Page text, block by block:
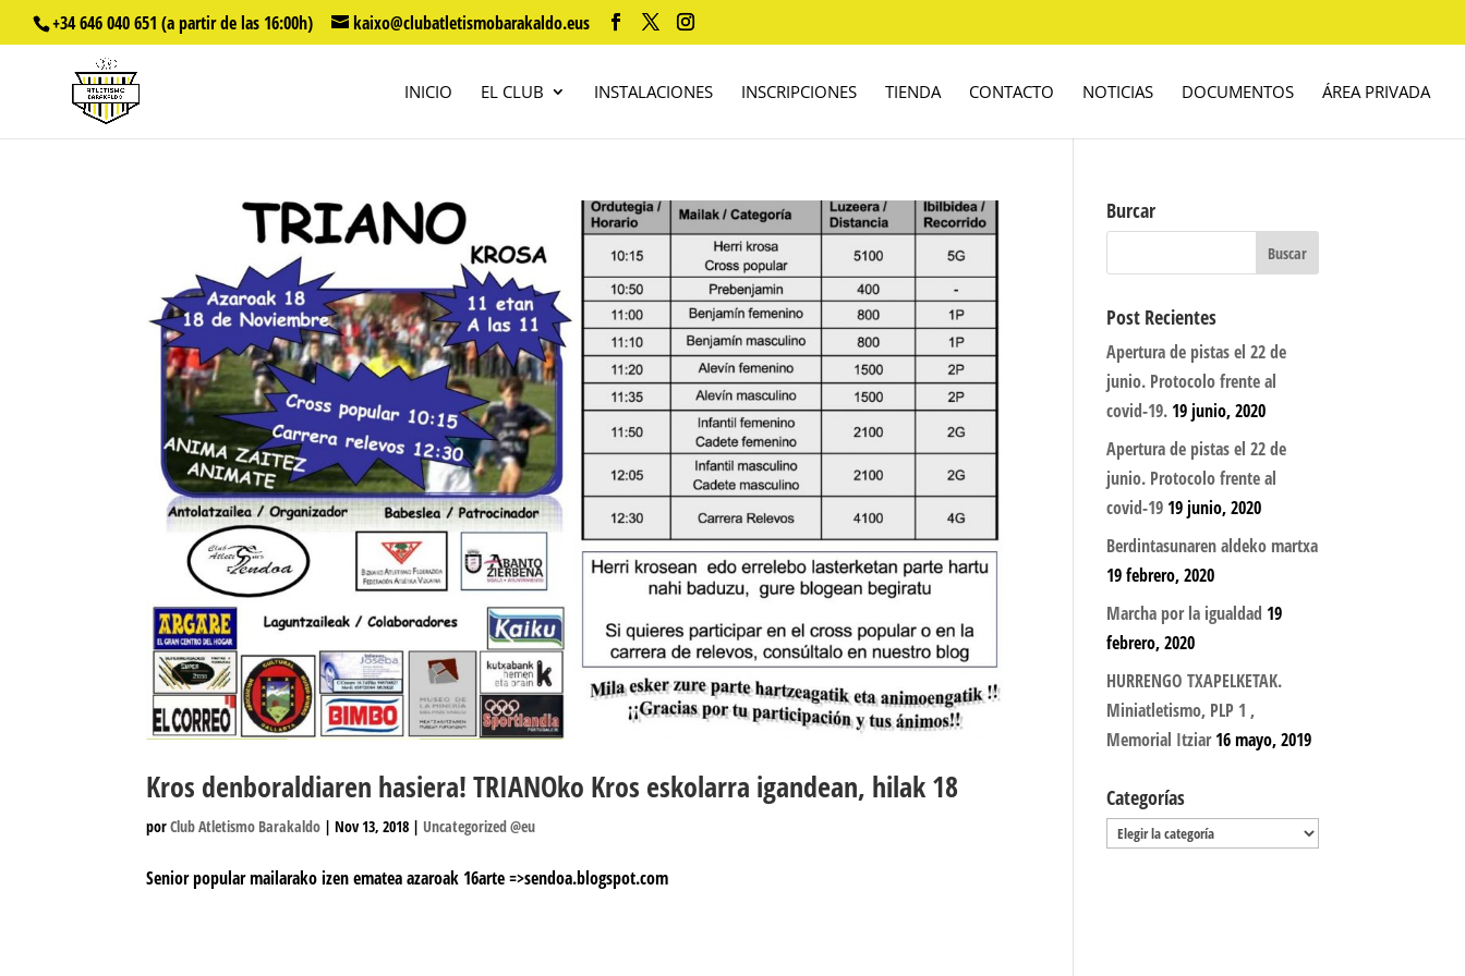
+34 646 040 651 (a partir de las 16:00h) kaixo@clubatletismobarakaldo.eus
INICIO EL CLUB INSTALACIONES INSCRIPCIONES TIENDA CONTACTO NOTICIAS DOCUMENTOS ÁREA PRIVADA
Kros denboraldiaren hasiera! TRIANOko Kros eskolarra igandean, hilak 18
porClub Atletismo Barakaldo |Nov 13, 2018 |Uncategorized @eu
Senior popular mailarako izen ematea azaroak 16arte =>sendoa.blogspot.com
Burcar
Post Recientes
Apertura de pistas el 22 de
junio. Protocolo frente al
covid-19. 19 junio, 2020
Apertura de pistas el 22 de
junio. Protocolo frente al
covid-19 19 junio, 2020
Berdintasunaren aldeko martxa
19 febrero, 2020
Marcha por la igualdad 19
febrero, 2020
HURRENGO TXAPELKETAK.
Miniatletismo, PLP 1 ,
Memorial Itziar 16 mayo, 2019
Categorías
Categorías